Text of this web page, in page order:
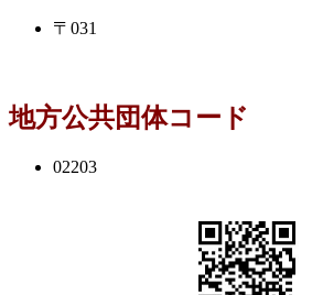
〒031
地方公共団体コード
02203